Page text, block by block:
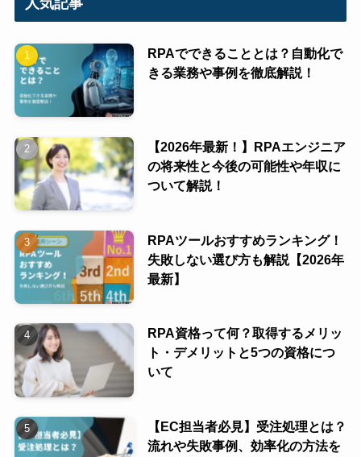
RPAでできることとは？自動化で
きる業務や事例を徹底解説！
【2026年最新！】RPAエンジニア
の将来性と今後の可能性や年収に
ついて解説！
RPAツールおすすめランキング！
失敗しない選び方も解説【2026年
最新】
RPA資格って何？取得するメリッ
ト・デメリットと5つの資格につ
いて
【EC担当者必見】受注処理とは？
流れや失敗事例、効率化の方法を